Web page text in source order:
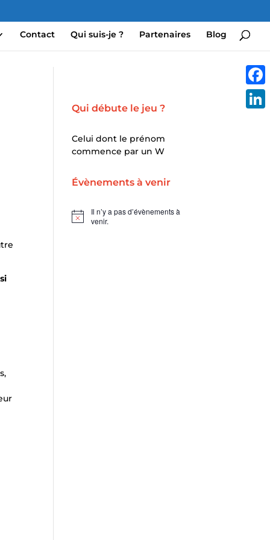
Contact Qui suis-je ? Partenaires Blog
Qui débute le jeu ?
Celui dont le prénom
commence par un W
Évènements à venir
Notice
Il n’y a pas d’évènements à
venir.